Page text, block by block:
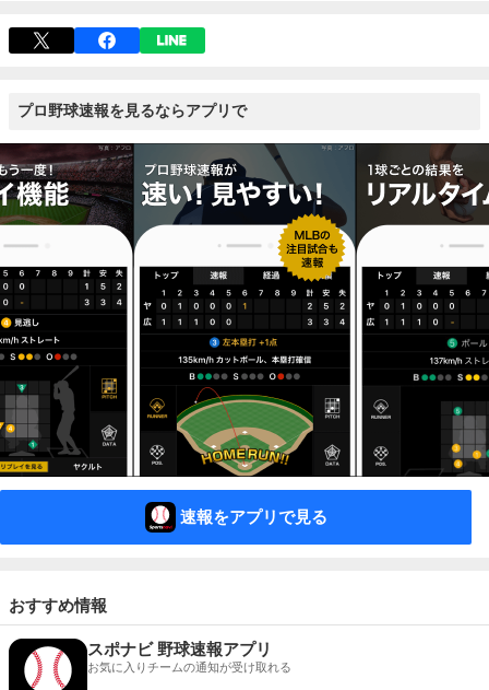
プロ野球速報を見るならアプリで
速報をアプリで見る
おすすめ情報
スポナビ 野球速報アプリ
お気に入りチームの通知が受け取れる